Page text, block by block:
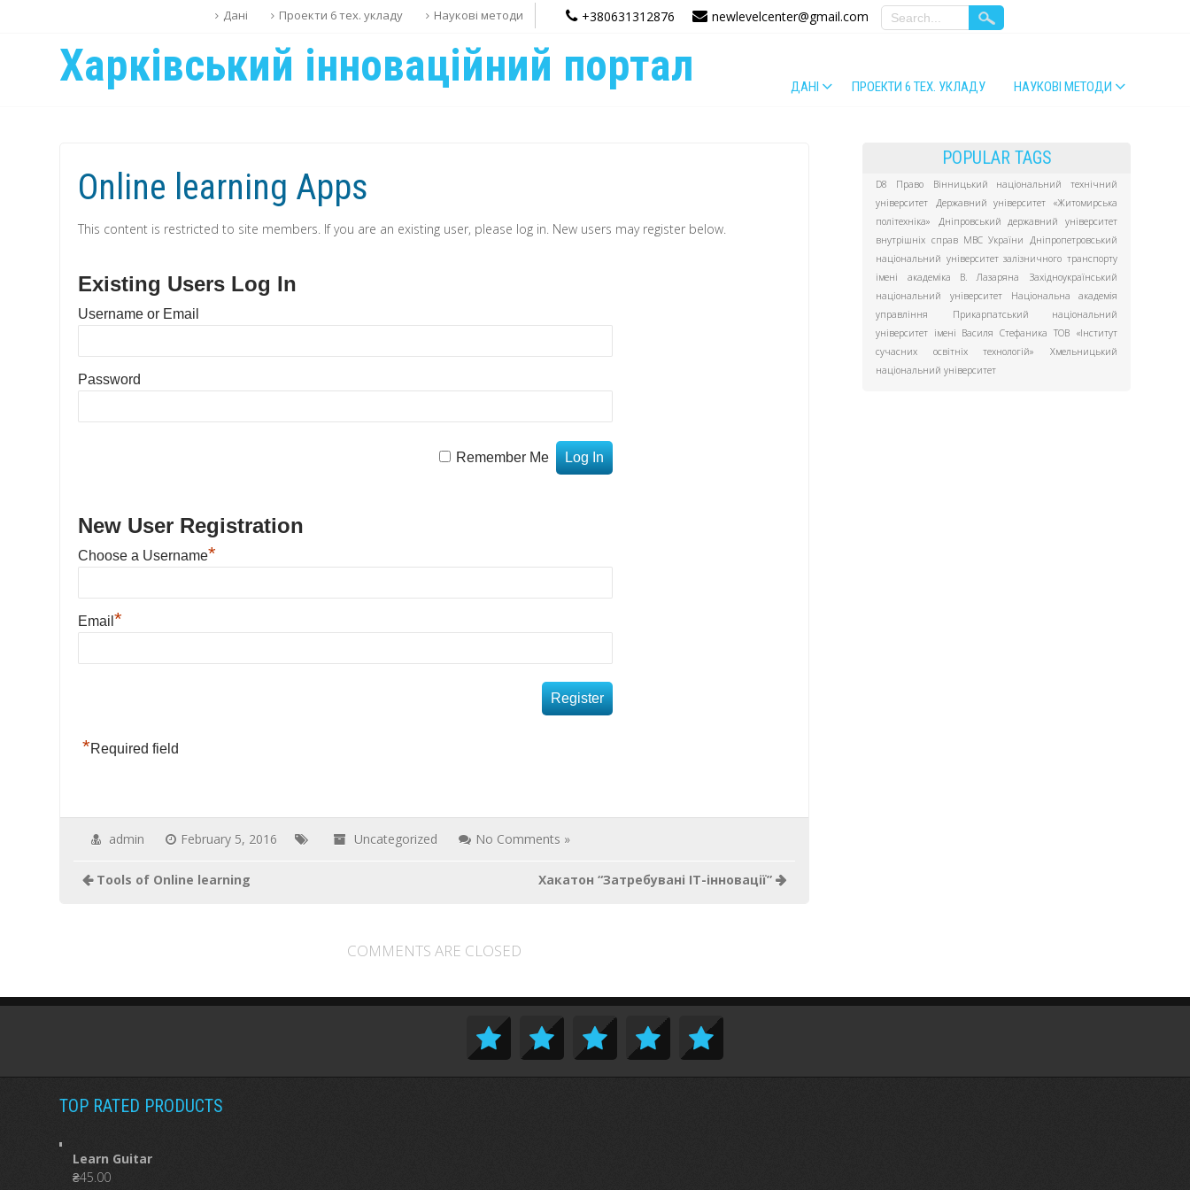
Дані Проекти 6 тех. укладу Наукові методи +380631312876 newlevelcenter@gmail.com
Харківський інноваційний портал ДАНІ ПРОЕКТИ 6 ТЕХ. УКЛАДУ НАУКОВІ МЕТОДИ
Online learning Apps
This content is restricted to site members. If you are an existing user, please log in. New users may register below.
Existing Users Log In
Username or Email
Password
Remember Me
New User Registration
Choose a Username*
Email*
*Required field
admin February 5, 2016 Uncategorized No Comments »
Tools of Online learning Хакатон “Затребувані ІТ-інновації”
COMMENTS ARE CLOSED
POPULAR TAGS
D8 Право
Вінницький національний технічний
університет
Державний університет «Житомирська
політехніка»
Дніпровський державний університет
внутрішніх справ МВС України Дніпропетровський
національний університет залізничного транспорту
імені академіка В. Лазаряна
Західноукраїнський
національний університет
Національна академія
управління
Прикарпатський національний
університет імені Василя Стефаника ТОВ «Інститут
сучасних освітніх технологій»
Хмельницький
національний університет
TOP RATED PRODUCTS
Learn Guitar
₴45.00